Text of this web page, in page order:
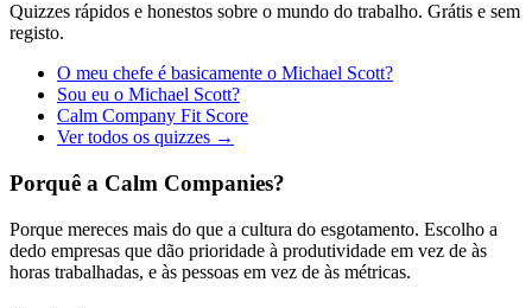
Quizzes rápidos e honestos sobre o mundo do trabalho. Grátis e sem
registo.
O meu chefe é basicamente o Michael Scott?
Sou eu o Michael Scott?
Calm Company Fit Score
Ver todos os quizzes →
Porquê a Calm Companies?
Porque mereces mais do que a cultura do esgotamento. Escolho a
dedo empresas que dão prioridade à produtividade em vez de às
horas trabalhadas, e às pessoas em vez de às métricas.